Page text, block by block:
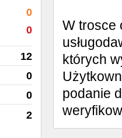
0
0
12
0
0
2
W trosce
których
podanie